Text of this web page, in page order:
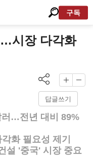
구독
시장 다각화
답글쓰기
러…전년 대비 89%
화 필요성 제기
설 '중국' 시장 중요